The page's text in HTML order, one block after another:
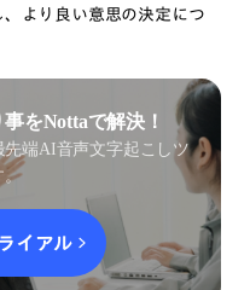
より良い意思の決定につ
をNottaで解決！
先端AI音声文字起こしツ
。
イアル